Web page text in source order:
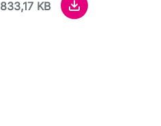
833,17 KB